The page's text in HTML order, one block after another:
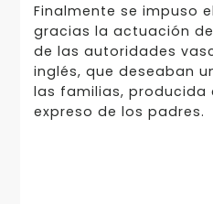
Finalmente se impuso
gracias la actuación
de las autoridades
inglés, que deseaban
las familias, producida
expreso de los padres.